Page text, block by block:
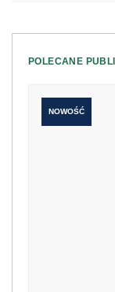
POLECANE
NOWOŚĆ